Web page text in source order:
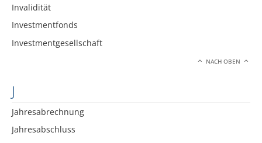
Invalidität
Investmentfonds
Investmentgesellschaft
NACH OBEN
J
Jahresabrechnung
Jahresabschluss